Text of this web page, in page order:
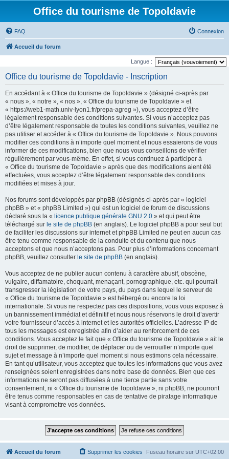
Office du tourisme de Topoldavie
FAQ Connexion
Accueil du forum
Langue :
Office du tourisme de Topoldavie - Inscription
En accédant à « Office du tourisme de Topoldavie » (désigné ci-après par
« nous », « notre », « nos », « Office du tourisme de Topoldavie » et
« https://web1-math.univ-lyon1.fr/prepa-agreg »), vous acceptez d’être
légalement responsable des conditions suivantes. Si vous n’acceptez pas
d’être légalement responsable de toutes les conditions suivantes, veuillez ne
pas utiliser et accéder à « Office du tourisme de Topoldavie ». Nous pouvons
modifier ces conditions à n’importe quel moment et nous essaierons de vous
informer de ces modifications, bien que nous vous conseillons de vérifier
régulièrement par vous-même. En effet, si vous continuez à participer à
« Office du tourisme de Topoldavie » après que des modifications aient été
effectuées, vous acceptez d’être légalement responsable des conditions
modifiées et mises à jour.
Nos forums sont développés par phpBB (désignés ci-après par « logiciel
phpBB » et « phpBB Limited ») qui est un logiciel de forum de discussions
déclaré sous la « licence publique générale GNU 2.0 » et qui peut être
téléchargé sur le site de phpBB (en anglais). Le logiciel phpBB a pour seul but
de faciliter les discussions sur internet et phpBB Limited ne peut en aucun cas
être tenu comme responsable de la conduite et du contenu que nous
acceptons et que nous n’acceptons pas. Pour plus d’informations concernant
phpBB, veuillez consulter le site de phpBB (en anglais).
Vous acceptez de ne publier aucun contenu à caractère abusif, obscène,
vulgaire, diffamatoire, choquant, menaçant, pornographique, etc. qui pourrait
transgresser la législation de votre pays, du pays dans lequel le serveur de
« Office du tourisme de Topoldavie » est hébergé ou encore la loi
internationale. Si vous ne respectez pas ces dispositions, vous vous exposez à
un bannissement immédiat et définitif et nous nous réservons le droit d’avertir
votre fournisseur d’accès à internet et les autorités officielles. L’adresse IP de
tous les messages est enregistrée afin d’aider au renforcement de ces
conditions. Vous acceptez le fait que « Office du tourisme de Topoldavie » ait le
droit de supprimer, de modifier, de déplacer ou de verrouiller n’importe quel
sujet et message à n’importe quel moment si nous estimons cela nécessaire.
En tant qu’utilisateur, vous acceptez que toutes les informations que vous avez
renseignées soient enregistrées dans notre base de données. Bien que ces
informations ne seront pas diffusées à une tierce partie sans votre
consentement, ni « Office du tourisme de Topoldavie », ni phpBB, ne pourront
être tenus comme responsables en cas de tentative de piratage informatique
visant à compromettre vos données.
Accueil du forum Fuseau horaire sur UTC+02:00
Supprimer les cookies